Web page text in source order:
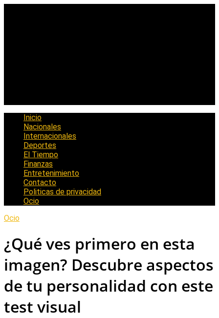
Inicio
Nacionales
Internacionales
Deportes
El Tiempo
Finanzas
Entretenimiento
Contacto
Politicas de privacidad
Ocio
Ocio
¿Qué ves primero en esta
imagen? Descubre aspectos
de tu personalidad con este
test visual